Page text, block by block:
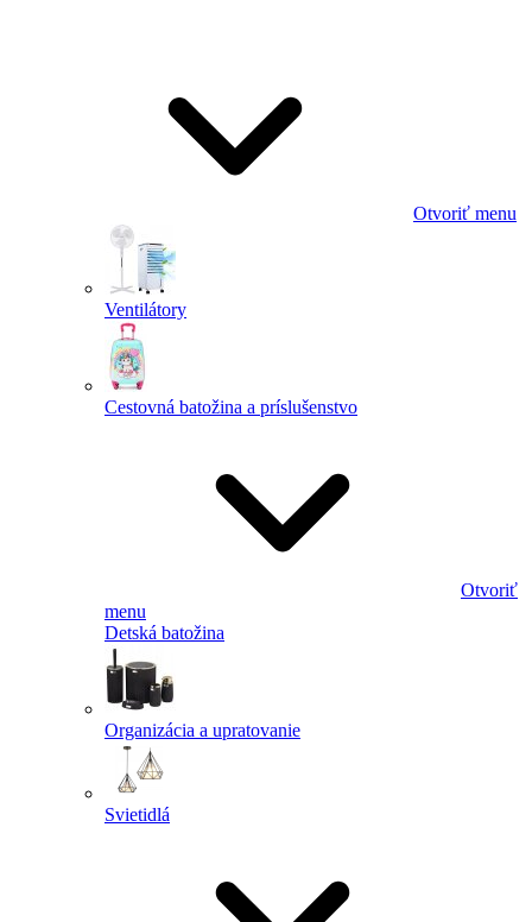
Otvoriť menu
Ventilátory
Cestovná batožina a príslušenstvo
Otvoriť
menu
Detská batožina
Organizácia a upratovanie
Svietidlá